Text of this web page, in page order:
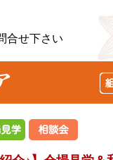
合せ下さい